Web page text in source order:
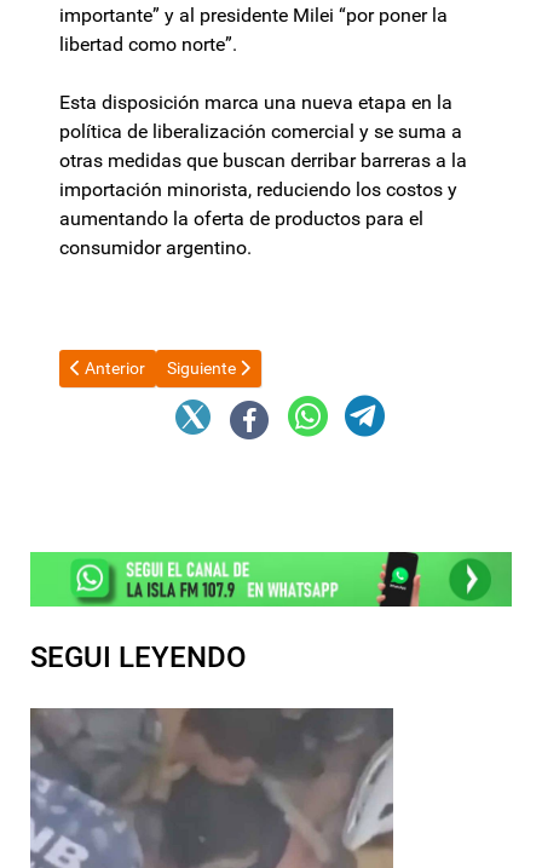
importante” y al presidente Milei “por poner la
libertad como norte”.
Esta disposición marca una nueva etapa en la
política de liberalización comercial y se suma a
otras medidas que buscan derribar barreras a la
importación minorista, reduciendo los costos y
aumentando la oferta de productos para el
consumidor argentino.
Artículo anterior: Reforma tributaria: Guillermo Francos reveló
Anterior Artículo siguiente: Otra vez represión en el
Siguiente
SEGUI LEYENDO